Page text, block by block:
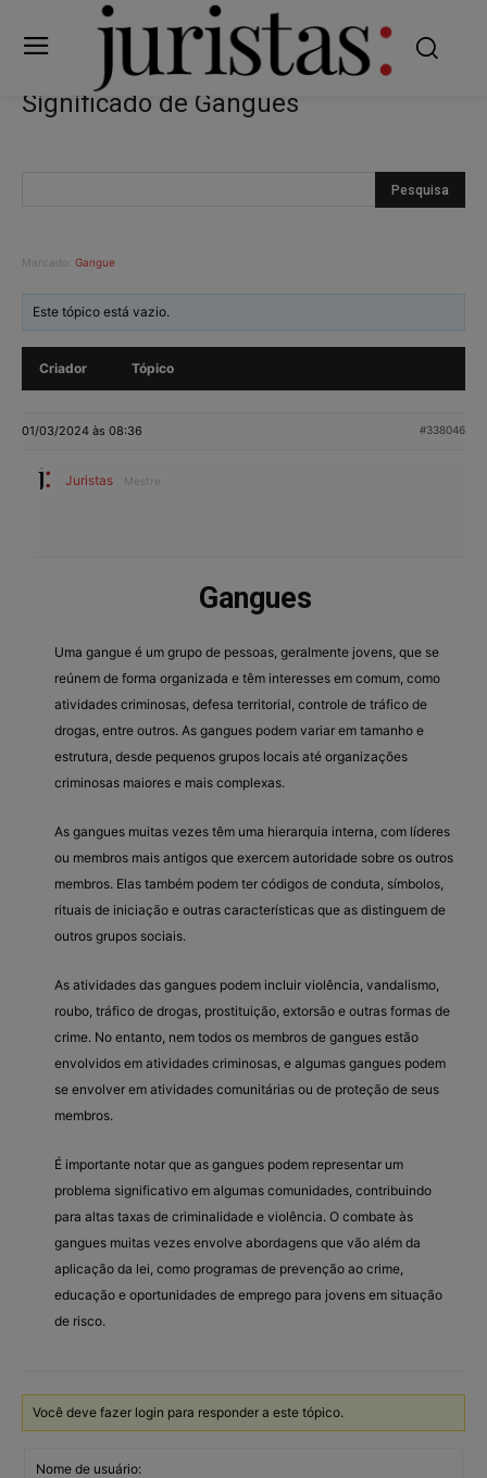
Significado de Gangues
Marcado: Gangue
Este tópico está vazio.
Criador Tópico
01/03/2024 às 08:36 #338046
Juristas Mestre
Gangues
Uma gangue é um grupo de pessoas, geralmente jovens, que se
reúnem de forma organizada e têm interesses em comum, como
atividades criminosas, defesa territorial, controle de tráfico de
drogas, entre outros. As gangues podem variar em tamanho e
estrutura, desde pequenos grupos locais até organizações
criminosas maiores e mais complexas.
As gangues muitas vezes têm uma hierarquia interna, com líderes
ou membros mais antigos que exercem autoridade sobre os outros
membros. Elas também podem ter códigos de conduta, símbolos,
rituais de iniciação e outras características que as distinguem de
outros grupos sociais.
As atividades das gangues podem incluir violência, vandalismo,
roubo, tráfico de drogas, prostituição, extorsão e outras formas de
crime. No entanto, nem todos os membros de gangues estão
envolvidos em atividades criminosas, e algumas gangues podem
se envolver em atividades comunitárias ou de proteção de seus
membros.
É importante notar que as gangues podem representar um
problema significativo em algumas comunidades, contribuindo
para altas taxas de criminalidade e violência. O combate às
gangues muitas vezes envolve abordagens que vão além da
aplicação da lei, como programas de prevenção ao crime,
educação e oportunidades de emprego para jovens em situação
de risco.
Você deve fazer login para responder a este tópico.
Nome de usuário: